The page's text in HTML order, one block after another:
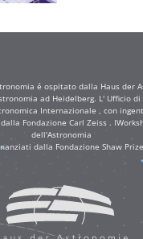
é ospitato dalla Haus der
ad Heidelberg. L' Ufficio
Internazionale , con
Fondazione Carl Zeiss .
dell'Astronomia
dalla Fondazione Shaw Prize .